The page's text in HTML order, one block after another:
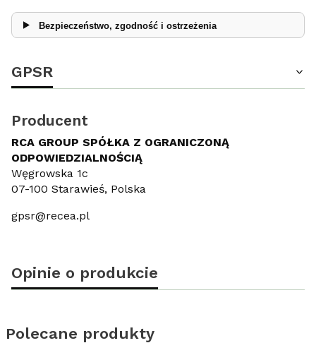
Bezpieczeństwo, zgodność i ostrzeżenia
GPSR
Producent
RCA GROUP SPÓŁKA Z OGRANICZONĄ
ODPOWIEDZIALNOŚCIĄ
Węgrowska 1c
07-100 Starawieś, Polska
gpsr@recea.pl
Opinie o produkcie
Polecane produkty